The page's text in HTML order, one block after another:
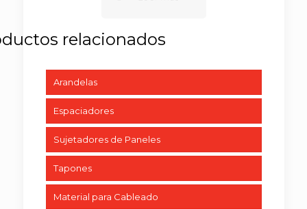
Arandelas
Espaciadores
Sujetadores de Paneles
Tapones
Material para Cableado